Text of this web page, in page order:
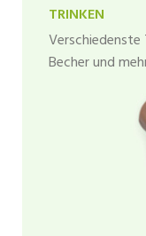
TRINKEN
Verschiedenste
Becher und